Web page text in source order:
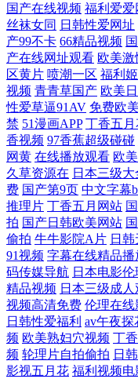
卡黄视颖 92无码 久草福
久伊人 日韩AV高清 91不
摸 福利导航国产91 欧美亚
韩福利资源 91
国产在线视频 福利爱爱
丝袜女同 日韩性爱网址
产99不卡 66精品视频
产在线网址观看 欧美
区黄片 喷潮一区 福利
视频 青青草国产 欧美
性爱草逼91AV 免费欧
禁 51漫画APP 丁香五月
香视频 97香蕉超级碰碰
网黄 在线播放观看 欧
久草资源在 日本三级大
费 国产第9页 中文字幕
推理片 丁香五月网站
拍 国产日韩欧美网站
偷拍 牛牛影院A片 日
91视频 字幕在线精品播
码传媒导航 日本电影伦
精品视频 日本三级成人
视频高清免费 伦理在线
日韩性爱福利 av午夜探
频 欧美熟妇穴视频 丁
频 轮理片自拍偷拍 日
影视五月花 福利视频电